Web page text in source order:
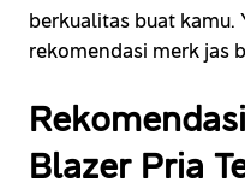
berkualitas buat kamu.
rekomendasi merk jas
Blazer Pria